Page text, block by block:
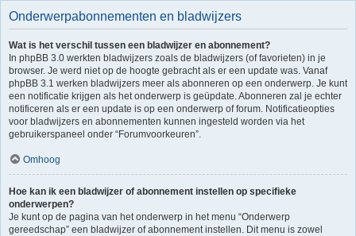
Onderwerpabonnementen en bladwijzers
Wat is het verschil tussen een bladwijzer en abonnement?
In phpBB 3.0 werkten bladwijzers zoals de bladwijzers (of favorieten) in je
browser. Je werd niet op de hoogte gebracht als er een update was. Vanaf
phpBB 3.1 werken bladwijzers meer als abonneren op een onderwerp. Je kunt
een notificatie krijgen als het onderwerp is geüpdate. Abonneren zal je echter
notificeren als er een update is op een onderwerp of forum. Notificatieopties
voor bladwijzers en abonnementen kunnen ingesteld worden via het
gebruikerspaneel onder “Forumvoorkeuren”.
Omhoog
Hoe kan ik een bladwijzer of abonnement instellen op specifieke
onderwerpen?
Je kunt op de pagina van het onderwerp in het menu “Onderwerp
gereedschap” een bladwijzer of abonnement instellen. Dit menu is zowel